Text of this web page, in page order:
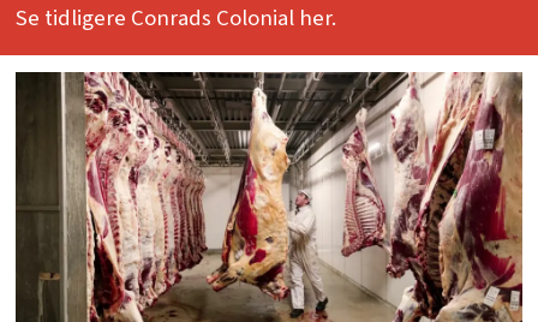
Se tidligere Conrads Colonial her.